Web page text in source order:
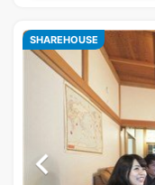
SHAREHOUSE